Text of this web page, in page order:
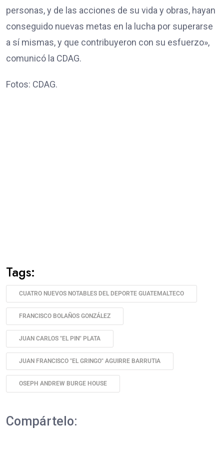
personas, y de las acciones de su vida y obras, hayan
conseguido nuevas metas en la lucha por superarse
a sí mismas, y que contribuyeron con su esfuerzo»,
comunicó la CDAG.
Fotos: CDAG.
Tags:
CUATRO NUEVOS NOTABLES DEL DEPORTE GUATEMALTECO
FRANCISCO BOLAÑOS GONZÁLEZ
JUAN CARLOS "EL PIN" PLATA
JUAN FRANCISCO "EL GRINGO" AGUIRRE BARRUTIA
OSEPH ANDREW BURGE HOUSE
Compártelo: